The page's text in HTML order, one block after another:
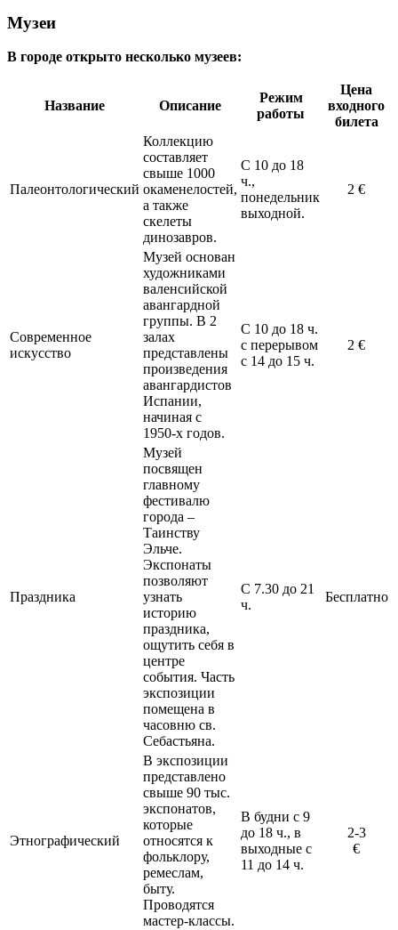
Музеи
В городе открыто несколько музеев:
Название Описание
Режим
работы
Цена
входного
билета
Палеонтологический
Коллекцию
составляет
свыше 1000
окаменелостей,
а также
скелеты
динозавров.
С 10 до 18
ч.,
понедельник
выходной.
2 €
Современное
искусство
Музей основан
художниками
валенсийской
авангардной
группы. В 2
залах
представлены
произведения
авангардистов
Испании,
начиная с
1950-х годов.
С 10 до 18 ч.
с перерывом
с 14 до 15 ч.
2 €
Праздника
Музей
посвящен
главному
фестивалю
города –
Таинству
Эльче.
Экспонаты
позволяют
узнать
историю
праздника,
ощутить себя в
центре
события. Часть
экспозиции
помещена в
часовню св.
Себастьяна.
С 7.30 до 21
ч.
Бесплатно
Этнографический
В экспозиции
представлено
свыше 90 тыс.
экспонатов,
которые
относятся к
фольклору,
ремеслам,
быту.
Проводятся
мастер-классы.
В будни с 9
до 18 ч., в
выходные с
11 до 14 ч.
2-3
€